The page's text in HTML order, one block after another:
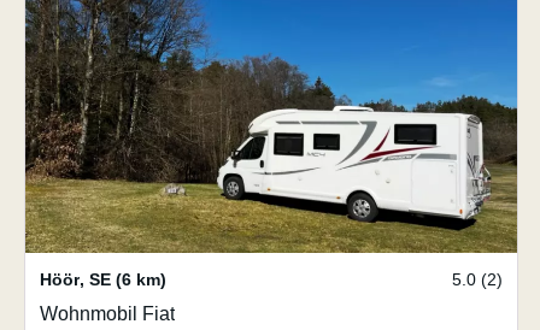
Höör, SE (6 km) 5.0 (2)
Wohnmobil Fiat